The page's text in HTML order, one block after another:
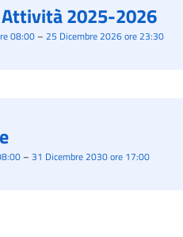
08:00– 25 Dicembre 2026 ore 23:30
2025-2026
– 31 Dicembre 2030 ore 17:00